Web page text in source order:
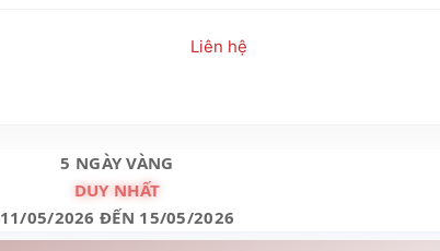
Liên hệ
5 NGÀY VÀNG
DUY NHẤT
11/05/2026 ĐẾN 15/05/2026